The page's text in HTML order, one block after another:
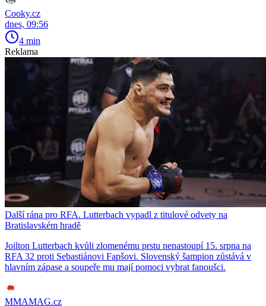
Cooky.cz
dnes, 09:56
4 min
Reklama
Další rána pro RFA. Lutterbach vypadl z titulové odvety na
Bratislavském hradě
Joilton Lutterbach kvůli zlomenému prstu nenastoupí 15. srpna na
RFA 32 proti Sebastiánovi Fapšovi. Slovenský šampion zůstává v
hlavním zápase a soupeře mu mají pomoci vybrat fanoušci.
MMAMAG.cz